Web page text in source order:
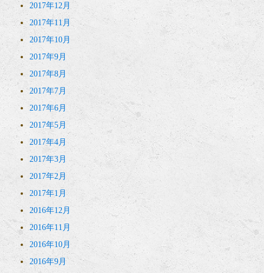
2017年12月
2017年11月
2017年10月
2017年9月
2017年8月
2017年7月
2017年6月
2017年5月
2017年4月
2017年3月
2017年2月
2017年1月
2016年12月
2016年11月
2016年10月
2016年9月